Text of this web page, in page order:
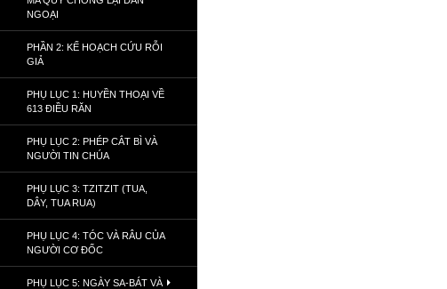
NGOẠI
PHẦN 2: KẾ HOẠCH CỨU RỖI
GIẢ
PHỤ LỤC 1: HUYỀN THOẠI VỀ
613 ĐIỀU RĂN
PHỤ LỤC 2: PHÉP CẮT BÌ VÀ
NGƯỜI TIN CHÚA
PHỤ LỤC 3: TZITZIT (TUA,
DÂY, TUA RUA)
PHỤ LỤC 4: TÓC VÀ RÂU CỦA
NGƯỜI CƠ ĐỐC
PHỤ LỤC 5: NGÀY SA-BÁT VÀ